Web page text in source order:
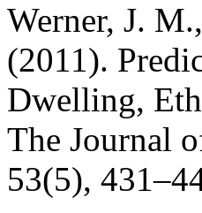
Werner, J.
(2011).
Dwelling,
The Journal
53(5),